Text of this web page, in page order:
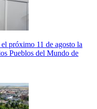
próximo 11 de agosto la
Pueblos del Mundo de